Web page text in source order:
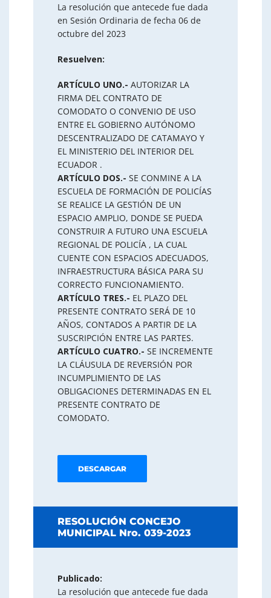
La resolución que antecede fue dada
en Sesión Ordinaria de fecha 06 de
octubre del 2023
Resuelven:
ARTÍCULO UNO.- AUTORIZAR LA
FIRMA DEL CONTRATO DE
COMODATO O CONVENIO DE USO
ENTRE EL GOBIERNO AUTÓNOMO
DESCENTRALIZADO DE CATAMAYO Y
EL MINISTERIO DEL INTERIOR DEL
ECUADOR .
ARTÍCULO DOS.- SE CONMINE A LA
ESCUELA DE FORMACIÓN DE POLICÍAS
SE REALICE LA GESTIÓN DE UN
ESPACIO AMPLIO, DONDE SE PUEDA
CONSTRUIR A FUTURO UNA ESCUELA
REGIONAL DE POLICÍA , LA CUAL
CUENTE CON ESPACIOS ADECUADOS,
INFRAESTRUCTURA BÁSICA PARA SU
CORRECTO FUNCIONAMIENTO.
ARTÍCULO TRES.- EL PLAZO DEL
PRESENTE CONTRATO SERÁ DE 10
AÑOS, CONTADOS A PARTIR DE LA
SUSCRIPCIÓN ENTRE LAS PARTES.
ARTÍCULO CUATRO.- SE INCREMENTE
LA CLÁUSULA DE REVERSIÓN POR
INCUMPLIMIENTO DE LAS
OBLIGACIONES DETERMINADAS EN EL
PRESENTE CONTRATO DE
COMODATO.
DESCARGAR
RESOLUCIÓN CONCEJO
MUNICIPAL Nro. 039-2023
Publicado:
La resolución que antecede fue dada